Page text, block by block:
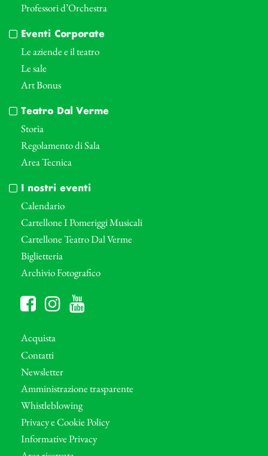
Professori d’Orchestra
Eventi Corporate
Le aziende e il teatro
Le sale
Art Bonus
Teatro Dal Verme
Storia
Regolamento di Sala
Area Tecnica
I nostri eventi
Calendario
Cartellone I Pomeriggi Musicali
Cartellone Teatro Dal Verme
Biglietteria
Archivio Fotografico
Acquista
Contatti
Newsletter
Amministrazione trasparente
Whistleblowing
Privacy e Cookie Policy
Informative Privacy